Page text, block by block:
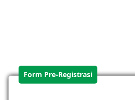
Form Pre-Registrasi